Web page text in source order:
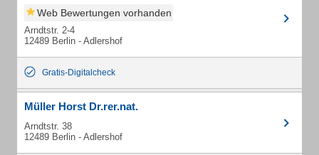
Web Bewertungen vorhanden
Arndtstr. 2-4
12489 Berlin - Adlershof
Gratis-Digitalcheck
Müller Horst Dr.rer.nat.
Arndtstr. 38
12489 Berlin - Adlershof